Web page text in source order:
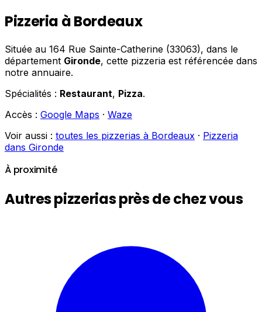
Pizzeria à Bordeaux
Située au 164 Rue Sainte-Catherine (33063), dans le
département Gironde, cette pizzeria est référencée dans
notre annuaire.
Spécialités : Restaurant, Pizza.
Accès : Google Maps · Waze
Voir aussi : toutes les pizzerias à Bordeaux · Pizzeria
dans Gironde
À proximité
Autres pizzerias près de chez vous